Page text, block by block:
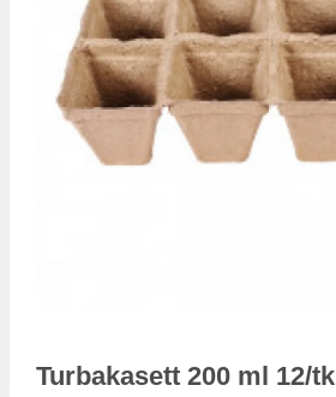
Turbakasett 200 ml 12/tk